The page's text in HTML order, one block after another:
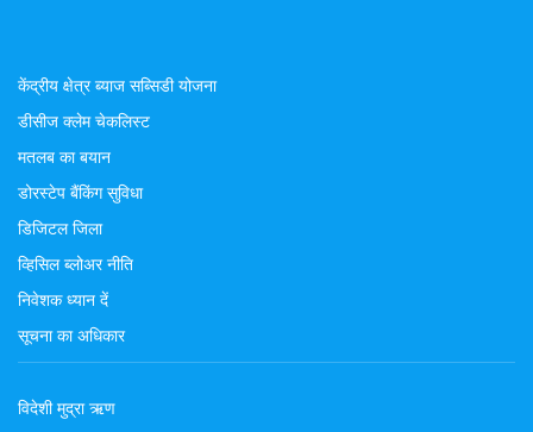
केंद्रीय क्षेत्र ब्याज सब्सिडी योजना
डीसीज क्लेम चेकलिस्ट
मतलब का बयान
डोरस्टेप बैंकिंग सुविधा
डिजिटल जिला
व्हिसिल ब्लोअर नीति
निवेशक ध्यान दें
सूचना का अधिकार
विदेशी मुद्रा ऋण